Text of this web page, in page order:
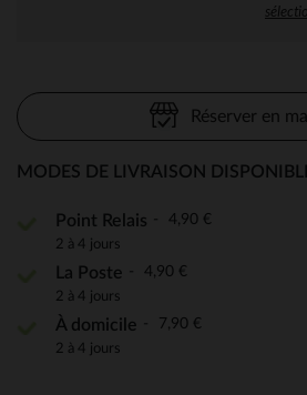
Réserver en
MODES DE LIVRAISON
Point Relais 4,90 €
2 à 4 jours
La Poste 4,90 €
2 à 4 jours
À domicile 7,90 €
2 à 4 jours